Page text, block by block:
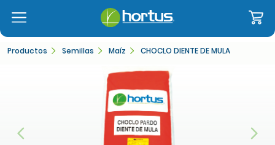
Productos Semillas Maíz CHOCLO DIENTE DE MULA
Anterior